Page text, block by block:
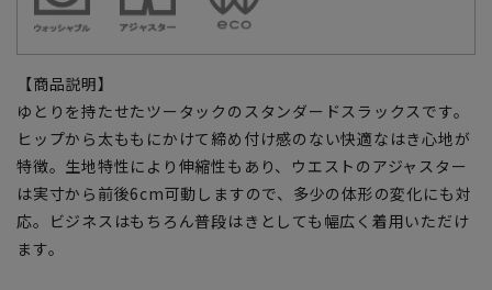
【商品説明】
ゆとりを持たせたツータックのスタンダードスラックスです。
ヒップから太ももにかけて締め付け感のない快適なはき心地が
特徴。生地特性により伸縮性もあり、ウエストのアジャスター
は実寸から前後6cm可動しますので、多少の体形の変化にも対
応。ビジネスはもちろん普段はきとしても幅広く着用いただけ
ます。